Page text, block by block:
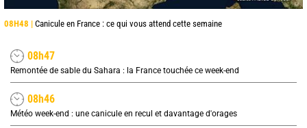
08H48 | Canicule en France : ce qui vous attend cette semaine
08h47
Remontée de sable du Sahara : la France touchée ce week-end
08h46
Météo week-end : une canicule en recul et davantage d'orages